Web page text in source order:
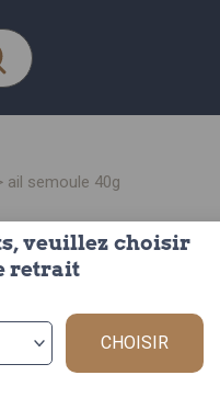
ail semoule 40g
ail
L’ail semoule
cuisine
veuillez choisir
retrait
CHOISIR